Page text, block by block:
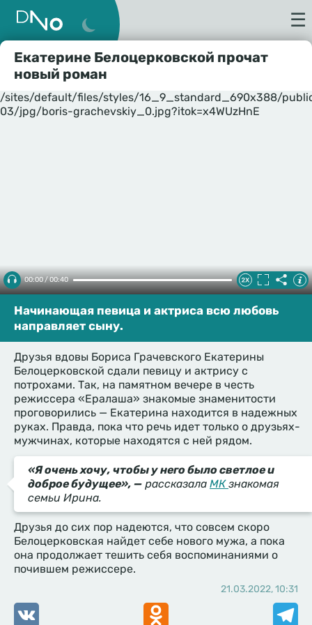
☰
Екатерине Белоцерковской прочат
новый роман
/sites/default/files/styles/16_9_standard_690x388/
03/jpg/boris-grachevskiy_0.jpg?itok=x4WUzHnE
00:00 / 00:40
Начинающая певица и актриса всю любовь
направляет сыну.
Друзья вдовы Бориса Грачевского Екатерины
Белоцерковской сдали певицу и актрису с
потрохами. Так, на памятном вечере в честь
режиссера «Ералаша» знакомые знаменитости
проговорились — Екатерина находится в надежных
руках. Правда, пока что речь идет только о друзьях-
мужчинах, которые находятся с ней рядом.
«Я очень хочу, чтобы у него было светлое и
доброе будущее», — рассказала МКзнакомая
семьи Ирина.
Друзья до сих пор надеются, что совсем скоро
Белоцерковская найдет себе нового мужа, а пока
она продолжает тешить себя воспоминаниями о
почившем режиссере.
21.03.2022, 10:31
VK Odnoklassniki